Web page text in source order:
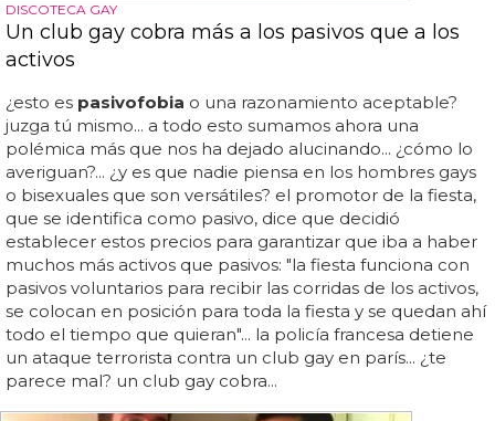
DISCOTECA GAY
Un club gay cobra más a los pasivos que a los
activos
¿esto es pasivofobia o una razonamiento aceptable?
juzga tú mismo... a todo esto sumamos ahora una
polémica más que nos ha dejado alucinando... ¿cómo lo
averiguan?... ¿y es que nadie piensa en los hombres gays
o bisexuales que son versátiles? el promotor de la fiesta,
que se identifica como pasivo, dice que decidió
establecer estos precios para garantizar que iba a haber
muchos más activos que pasivos: "la fiesta funciona con
pasivos voluntarios para recibir las corridas de los activos,
se colocan en posición para toda la fiesta y se quedan ahí
todo el tiempo que quieran"... la policía francesa detiene
un ataque terrorista contra un club gay en parís... ¿te
parece mal? un club gay cobra...